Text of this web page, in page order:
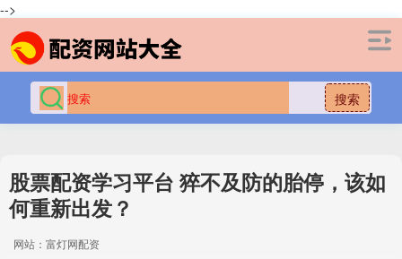
-->
搜索
股票配资学习平台 猝不及防的胎停，该如
何重新出发？
网站：富灯网配资